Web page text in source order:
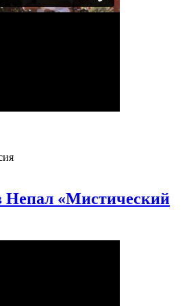
Непал «Мистический